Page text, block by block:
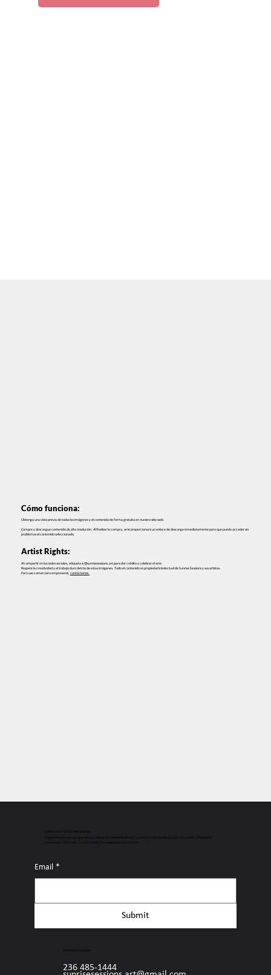
Cómo funciona:
Obtenga una vista previa de todas las imágenes y el contenido de forma gratuita en nuestro sitio web.
Compre y descargue contenido de alta resolución. Al finalizar la compra, se le proporcionará un enlace de descarga inmediatamente para que pueda acceder sin
problemas al contenido seleccionado.
Artist Rights:
Al compartir en las redes sociales, etiqueta a @sunrisesessions.art para dar crédito y celebrar el arte.
Respete la creatividad y el trabajo duro detrás de estas imágenes. Todo el contenido es propiedad intelectual de Sunrise Sessions y sus artistas.
Para uso comercial o empresarial,contáctenos.
Regístrate para acceso gratuito a lo último en contenido de surf, eventos y todo lo relacionado con Sunrise. ¡Mantente
conectado con las olas, la comunidad y la energía que nos mueve!
Email *
Submit
236 485-1444